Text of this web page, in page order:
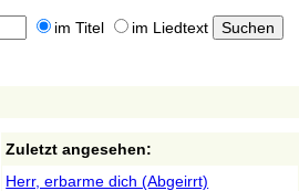
im Titel im Liedtext
Zuletzt angesehen:
Herr, erbarme dich (Abgeirrt)